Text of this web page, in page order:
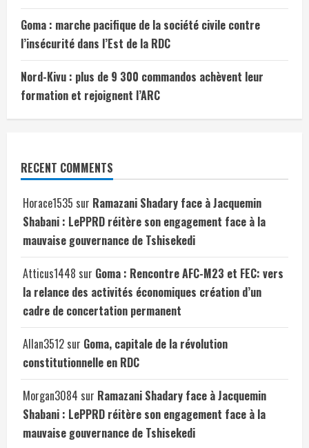
Goma : marche pacifique de la société civile contre
l’insécurité dans l’Est de la RDC
Nord-Kivu : plus de 9 300 commandos achèvent leur
formation et rejoignent l’ARC
RECENT COMMENTS
Horace1535 sur Ramazani Shadary face à Jacquemin
Shabani : LePPRD réitère son engagement face à la
mauvaise gouvernance de Tshisekedi
Atticus1448 sur Goma : Rencontre AFC-M23 et FEC: vers
la relance des activités économiques création d’un
cadre de concertation permanent
Allan3512 sur Goma, capitale de la révolution
constitutionnelle en RDC
Morgan3084 sur Ramazani Shadary face à Jacquemin
Shabani : LePPRD réitère son engagement face à la
mauvaise gouvernance de Tshisekedi